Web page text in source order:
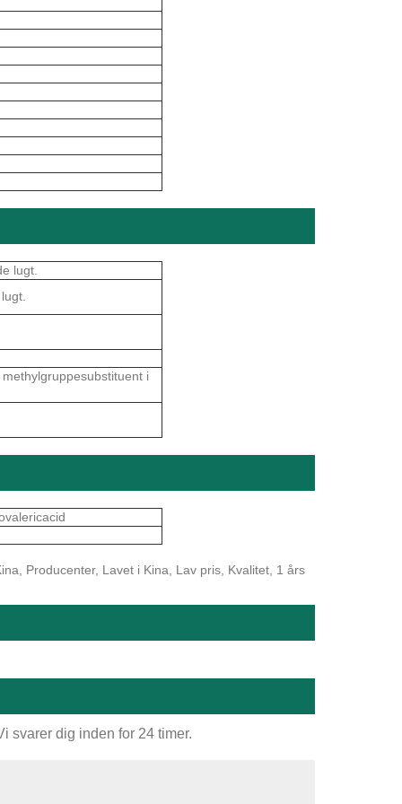
lugt.
i
Producenter, Lavet i Kina, Lav pris, Kvalitet, 1 års
svarer dig inden for 24 timer.